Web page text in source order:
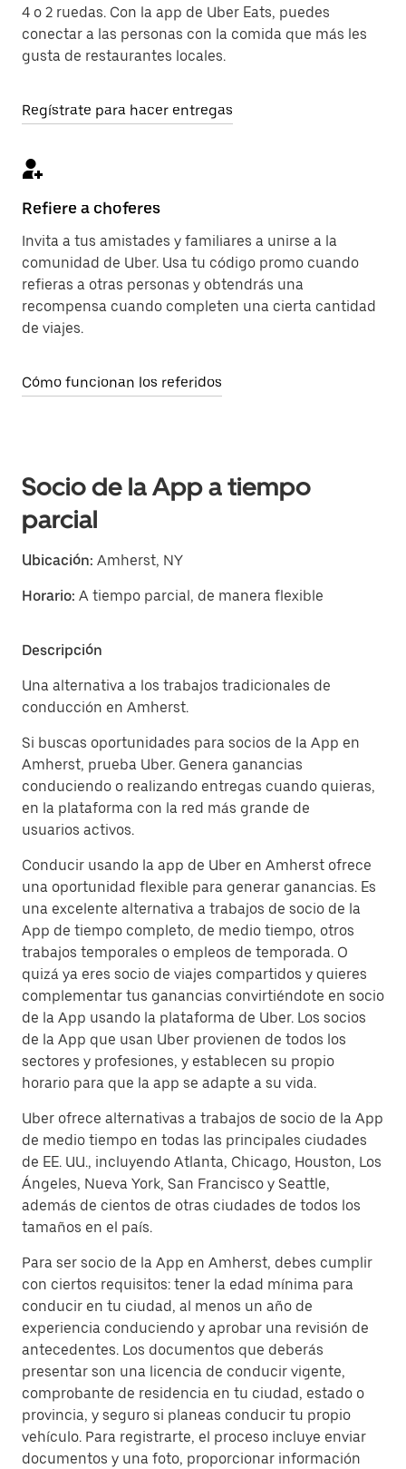
4 o 2 ruedas. Con la app de Uber Eats, puedes
conectar a las personas con la comida que más les
gusta de restaurantes locales.
Regístrate para hacer entregas
Refiere a choferes
Invita a tus amistades y familiares a unirse a la
comunidad de Uber. Usa tu código promo cuando
refieras a otras personas y obtendrás una
recompensa cuando completen una cierta cantidad
de viajes.
Cómo funcionan los referidos
Socio de la App a tiempo
parcial
Ubicación: Amherst, NY
Horario: A tiempo parcial, de manera flexible
Descripción
Una alternativa a los trabajos tradicionales de
conducción en Amherst.
Si buscas oportunidades para socios de la App en
Amherst, prueba Uber. Genera ganancias
conduciendo o realizando entregas cuando quieras,
en la plataforma con la red más grande de
usuarios activos.
Conducir usando la app de Uber en Amherst ofrece
una oportunidad flexible para generar ganancias. Es
una excelente alternativa a trabajos de socio de la
App de tiempo completo, de medio tiempo, otros
trabajos temporales o empleos de temporada. O
quizá ya eres socio de viajes compartidos y quieres
complementar tus ganancias convirtiéndote en socio
de la App usando la plataforma de Uber. Los socios
de la App que usan Uber provienen de todos los
sectores y profesiones, y establecen su propio
horario para que la app se adapte a su vida.
Uber ofrece alternativas a trabajos de socio de la App
de medio tiempo en todas las principales ciudades
de EE. UU., incluyendo Atlanta, Chicago, Houston, Los
Ángeles, Nueva York, San Francisco y Seattle,
además de cientos de otras ciudades de todos los
tamaños en el país.
Para ser socio de la App en Amherst, debes cumplir
con ciertos requisitos: tener la edad mínima para
conducir en tu ciudad, al menos un año de
experiencia conduciendo y aprobar una revisión de
antecedentes. Los documentos que deberás
presentar son una licencia de conducir vigente,
comprobante de residencia en tu ciudad, estado o
provincia, y seguro si planeas conducir tu propio
vehículo. Para registrarte, el proceso incluye enviar
documentos y una foto, proporcionar información